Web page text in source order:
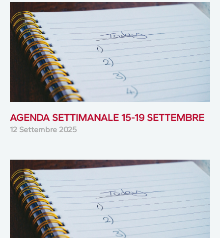
AGENDA SETTIMANALE 15-19 SETTEMBRE
12 Settembre 2025